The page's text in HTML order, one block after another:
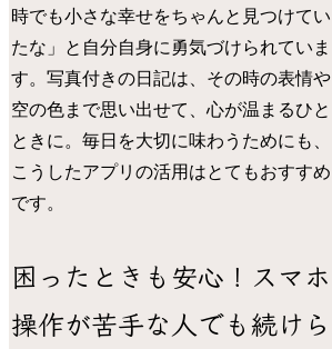
時でも小さな幸せをちゃんと見つけてい
たな」と自分自身に勇気づけられていま
す。写真付きの日記は、その時の表情や
空の色まで思い出せて、心が温まるひと
ときに。毎日を大切に味わうためにも、
こうしたアプリの活用はとてもおすすめ
です。
困ったときも安心！スマホ
操作が苦手な人でも続けら